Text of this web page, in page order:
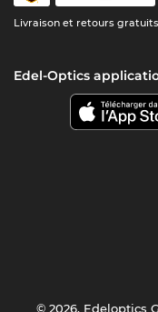
Livraison et retours gratuits
Edel-Optics
© 2026, Edeloptics